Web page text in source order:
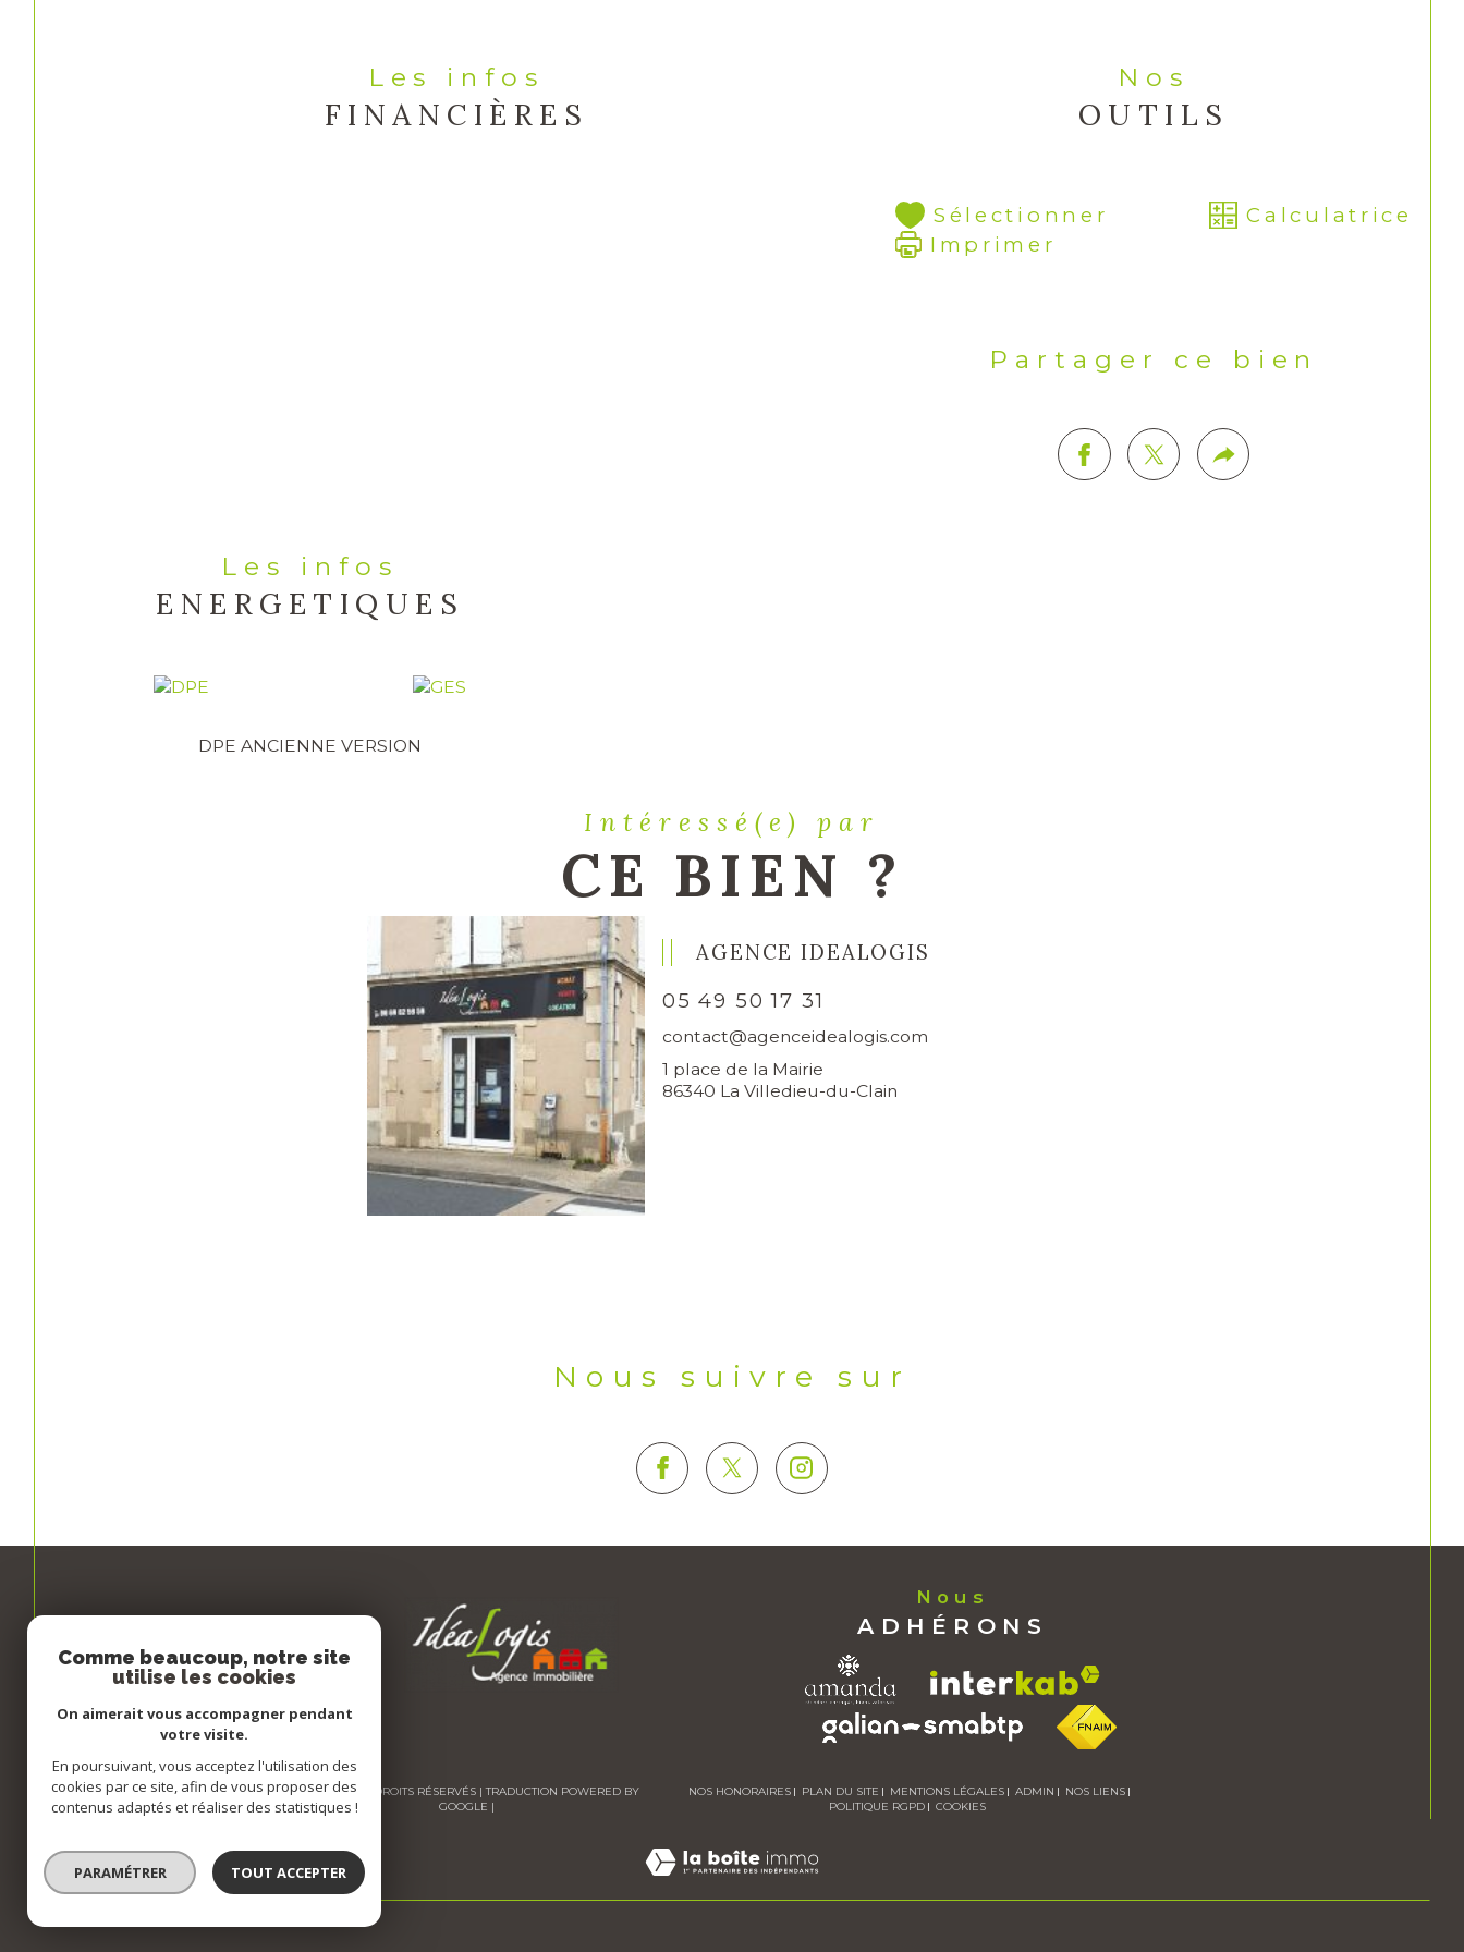
Les infos
FINANCIÈRES
Nos
OUTILS
Sélectionner
Calculatrice
Imprimer
Partager ce bien
Les infos
ENERGETIQUES
DPE ANCIENNE VERSION
Intéressé(e) par
CE BIEN ?
AGENCE IDEALOGIS
05 49 50 17 31
contact@agenceidealogis.com
1 place de la Mairie
86340 La Villedieu-du-Clain
Nous suivre sur
Nous
ADHÉRONS
© 2026 | TOUS DROITS RÉSERVÉS | TRADUCTION POWERED BY
GOOGLE |
NOS HONORAIRES PLAN DU SITE MENTIONS LÉGALES ADMIN
NOS LIENS
POLITIQUE RGPD
COOKIES
Comme beaucoup, notre site
utilise les cookies
On aimerait vous accompagner pendant
votre visite.
En poursuivant, vous acceptez l'utilisation des
cookies par ce site, afin de vous proposer des
contenus adaptés et réaliser des statistiques !
PARAMÉTRER TOUT ACCEPTER